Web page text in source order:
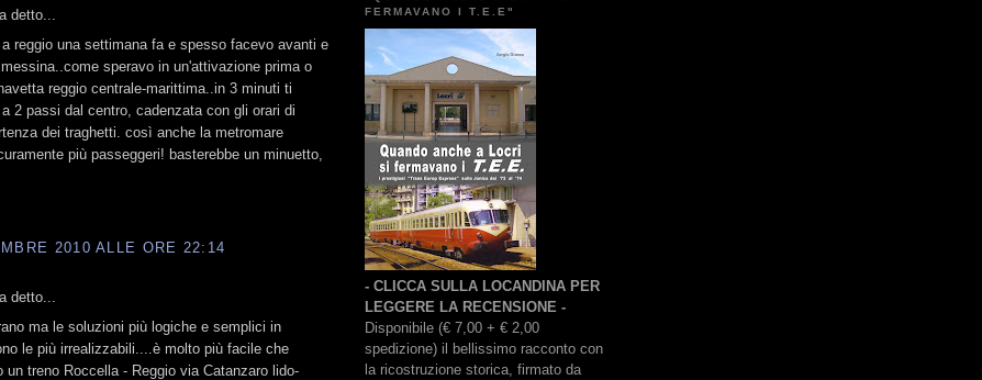
detto...
reggio una settimana fa e spesso facevo avanti e
speravo in un'attivazione prima o
reggio centrale-marittima..in 3 minuti ti
2 passi dal centro, cadenzata con gli orari di
dei traghetti. così anche la metromare
più passeggeri! basterebbe un minuetto,
2010 ALLE ORE 22:14
detto...
ma le soluzioni più logiche e semplici in
le più irrealizzabili....è molto più facile che
un treno Roccella - Reggio via Catanzaro lido-
FERMAVANO I T.E.E"
- CLICCA SULLA LOCANDINA PER
LEGGERE LA RECENSIONE -
Disponibile (€ 7,00 + € 2,00
spedizione) il bellissimo racconto con
la ricostruzione storica, firmato da